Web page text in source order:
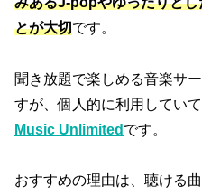
とが大切です。
聞き放題で楽しめる音楽サ
すが、個人的に利用してい
Music Unlimited です。
おすすめの理由は、聴ける